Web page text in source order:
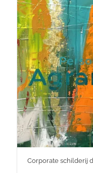
Corporate schilderij